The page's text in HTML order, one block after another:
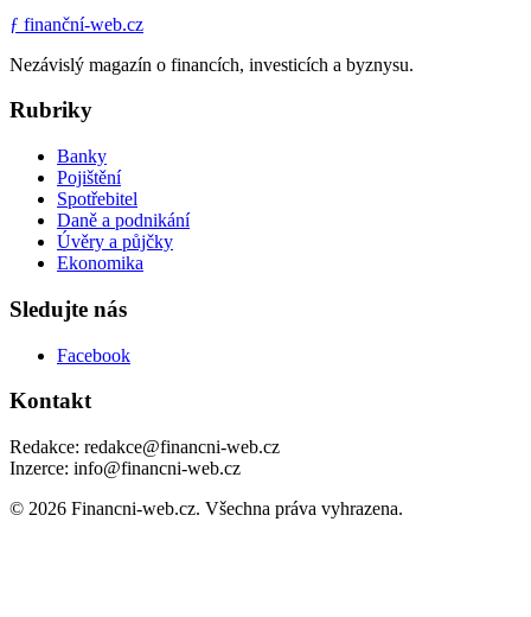
ƒ finanční-web.cz
Nezávislý magazín o financích, investicích a byznysu.
Rubriky
Banky
Pojištění
Spotřebitel
Daně a podnikání
Úvěry a půjčky
Ekonomika
Sledujte nás
Facebook
Kontakt
Redakce: redakce@financni-web.cz
Inzerce: info@financni-web.cz
© 2026 Financni-web.cz. Všechna práva vyhrazena.